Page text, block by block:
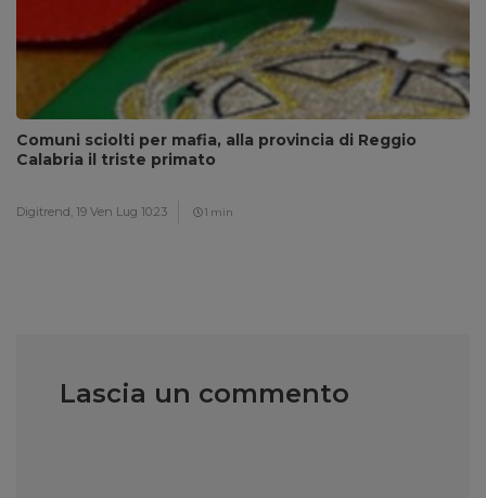
Comuni sciolti per mafia, alla provincia di Reggio
Calabria il triste primato
Digitrend, 19 Ven Lug 10:23 1 min
Lascia un commento